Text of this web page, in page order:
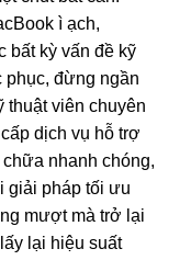
ì ạch,
bất kỳ vấn đề kỹ
phục, đừng ngần
thuật viên chuyên
dịch vụ hỗ trợ
nhanh chóng,
giải pháp tối ưu
mượt mà trở lại
lại hiệu suất